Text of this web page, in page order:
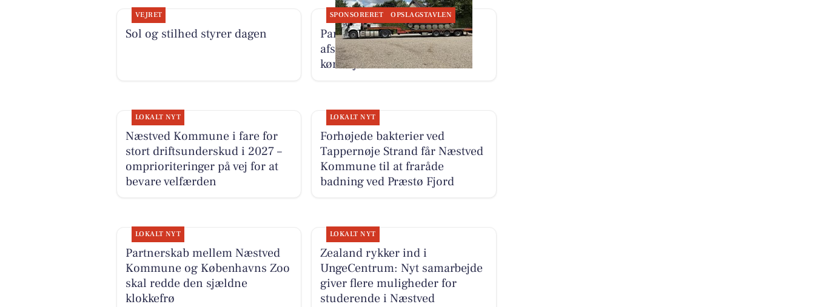
VEJRET
Sol og stilhed styrer dagen
SPONSORERET OPSLAGSTAVLEN
PanzerMuseum East har
afsluttet første leverance af
køretøjer til Ukraine
LOKALT NYT
Næstved Kommune i fare for
stort driftsunderskud i 2027 –
omprioriteringer på vej for at
bevare velfærden
LOKALT NYT
Forhøjede bakterier ved
Tappernøje Strand får Næstved
Kommune til at fraråde
badning ved Præstø Fjord
LOKALT NYT
Partnerskab mellem Næstved
Kommune og Københavns Zoo
skal redde den sjældne
klokkefrø
LOKALT NYT
Zealand rykker ind i
UngeCentrum: Nyt samarbejde
giver flere muligheder for
studerende i Næstved